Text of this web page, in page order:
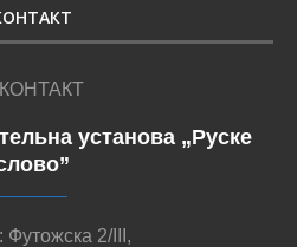
установа „Руске
Футожска 2/III,